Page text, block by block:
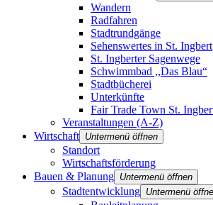
Wandern
Radfahren
Stadtrundgänge
Sehenswertes in St. Ingbert
St. Ingberter Sagenwege
Schwimmbad ,,Das Blau“
Stadtbücherei
Unterkünfte
Fair Trade Town St.
Veranstaltungen (A-Z)
Wirtschaft Untermenü öffnen
Standort
Wirtschaftsförderung
Bauen & Planung Untermenü öffnen
Stadtentwicklung Untermenü